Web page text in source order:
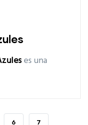
es una
PAGE
6 PAGE
7